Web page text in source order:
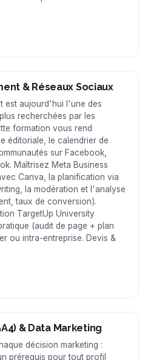
& Réseaux Sociaux
est aujourd'hui l'une des
recherchées par les
formation vous rend
éditoriale, le calendrier de
sur Facebook,
Maîtrisez Meta Business
Canva, la planification via
la modération et l'analyse
taux de conversion).
TargetUp University
(audit de page + plan
ou intra-entreprise. Devis &
& Data Marketing
décision marketing :
prérequis pour tout profil